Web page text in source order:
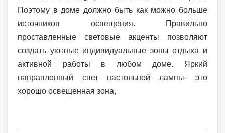
Поэтому в доме должно быть как можно больше
источников освещения. Правильно
проставленные световые акценты позволяют
создать уютные индивидуальные зоны отдыха и
активной работы в любом доме. Яркий
направленный свет настольной лампы- это
хорошо освещенная зона,